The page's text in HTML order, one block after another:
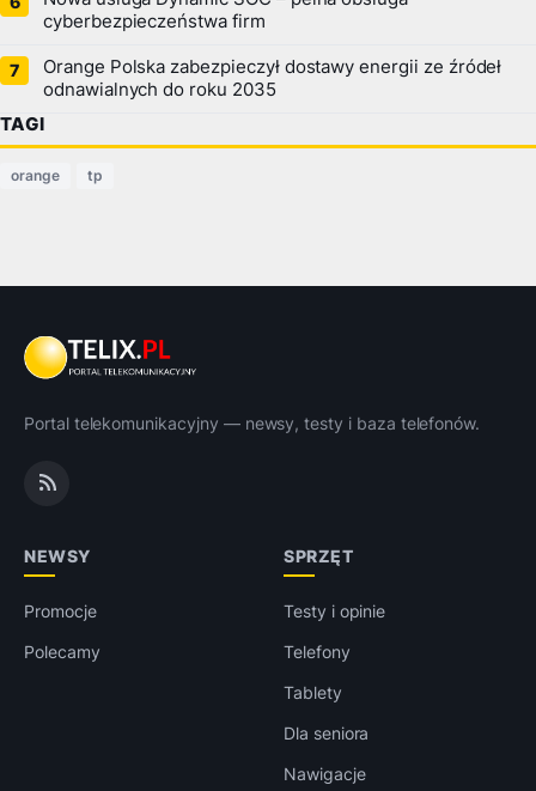
cyberbezpieczeństwa firm
Orange Polska zabezpieczył dostawy energii ze źródeł
odnawialnych do roku 2035
TAGI
orange tp
Portal telekomunikacyjny — newsy, testy i baza telefonów.
NEWSY
Promocje
Polecamy
SPRZĘT
Testy i opinie
Telefony
Tablety
Dla seniora
Nawigacje